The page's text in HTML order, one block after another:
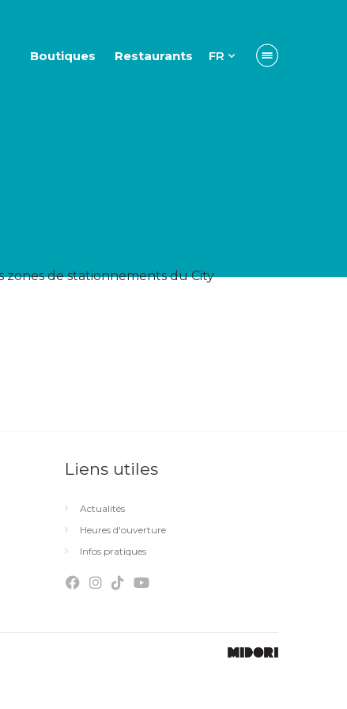
Boutiques Restaurants FR
de stationnements du City
Liens utiles
Actualités
Heures d'ouverture
Infos pratiques